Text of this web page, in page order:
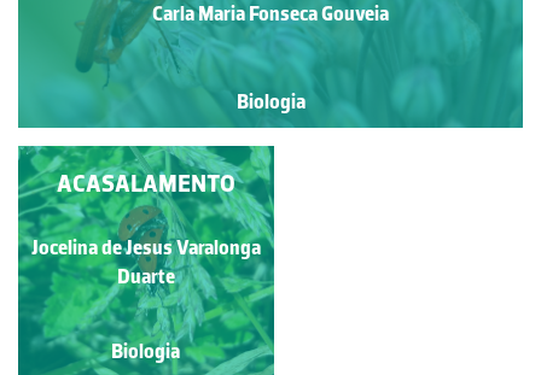
Carla Maria Fonseca Gouveia
Biologia
ACASALAMENTO DE
ESCARAVELHOS-
SOLDADO-
VERMELHO NA
ALFAZEMA
Alexandra Nobre
Biologia
ACASALAMENTO
Jocelina de Jesus Varalonga
Duarte
Biologia